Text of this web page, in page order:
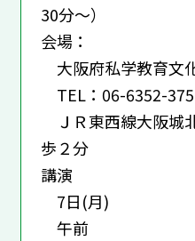
30分～）
会場：
大阪府私学教育文
TEL：06-6352-
ＪＲ東西線大阪城
歩２分
講演
7日(月)
午前